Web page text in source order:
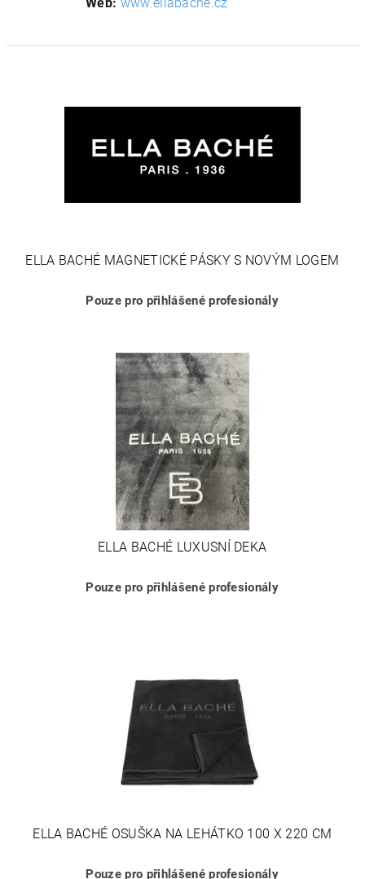
Web: www.ellabache.cz
ELLA BACHÉ MAGNETICKÉ PÁSKY S NOVÝM LOGEM
Pouze pro přihlášené profesionály
ELLA BACHÉ LUXUSNÍ DEKA
Pouze pro přihlášené profesionály
ELLA BACHÉ OSUŠKA NA LEHÁTKO 100 X 220 CM
Pouze pro přihlášené profesionály